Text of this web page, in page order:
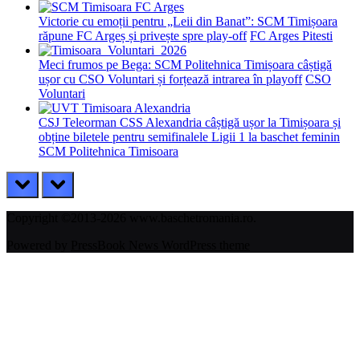
Victorie cu emoții pentru „Leii din Banat”: SCM Timișoara
răpune FC Argeș și privește spre play-off FC Arges Pitesti
Meci frumos pe Bega: SCM Politehnica Timișoara câștigă
ușor cu CSO Voluntari și forțează intrarea în playoff CSO
Voluntari
CSJ Teleorman CSS Alexandria câștigă ușor la Timișoara și
obține biletele pentru semifinalele Ligii 1 la baschet feminin
SCM Politehnica Timisoara
prev next